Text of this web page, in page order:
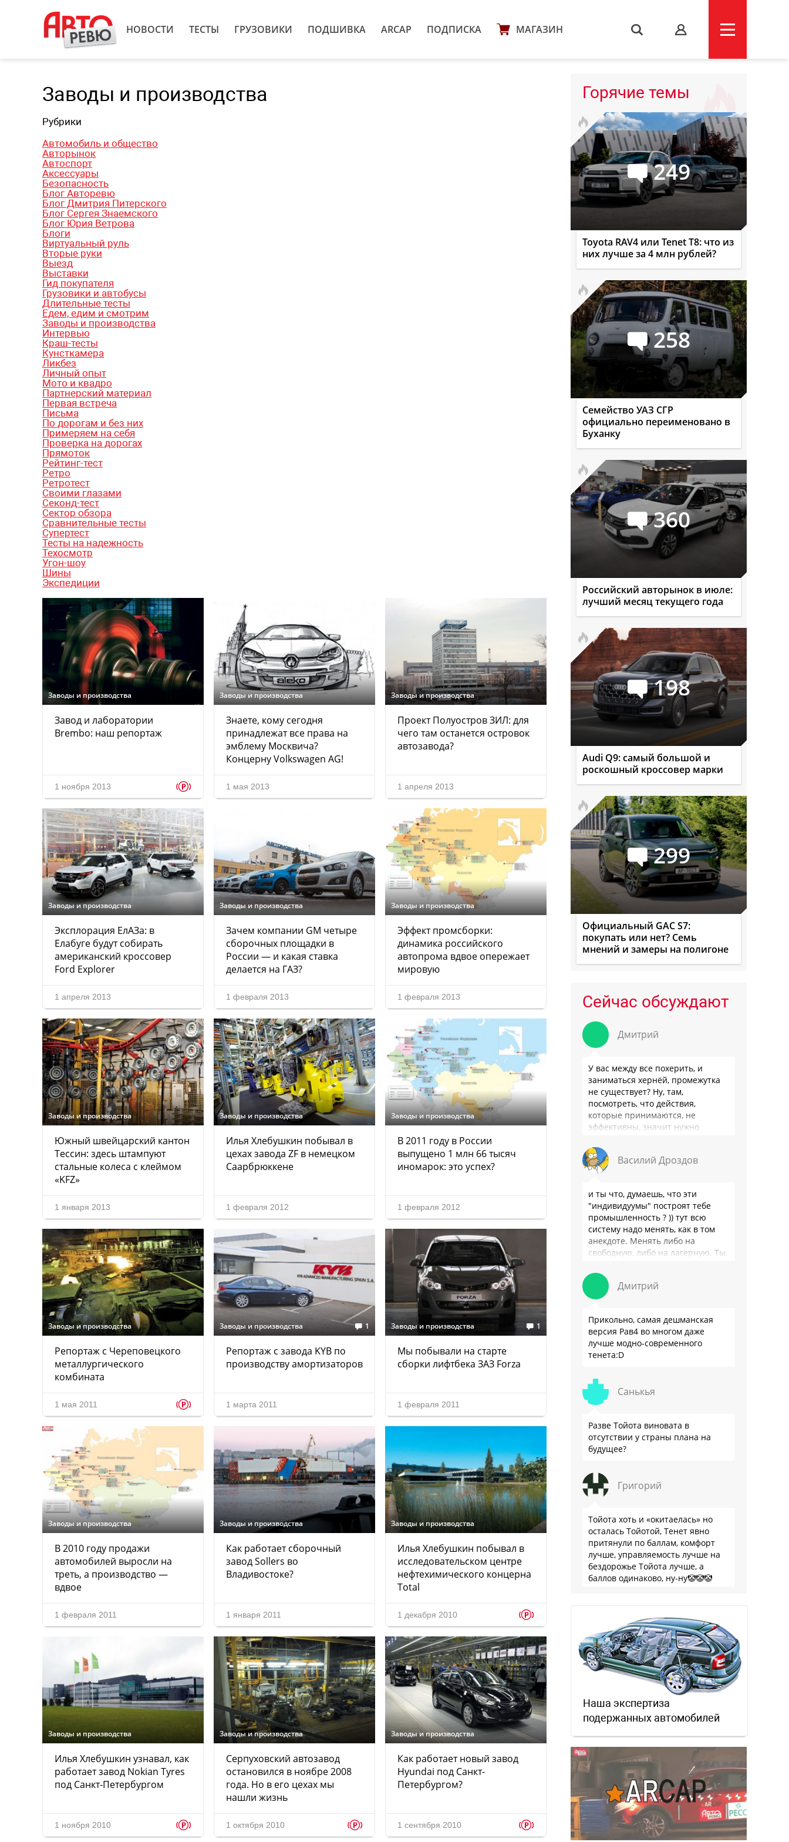
НОВОСТИ ТЕСТЫ ГРУЗОВИКИ ПОДШИВКА ARCAP ПОДПИСКА МАГАЗИН s
Заводы и производства
Рубрики
Автомобиль и общество
Авторынок
Автоспорт
Аксессуары
Безопасность
Блог Авторевю
Блог Дмитрия Питерского
Блог Сергея Знаемского
Блог Юрия Ветрова
Блоги
Виртуальный руль
Вторые руки
Выезд
Выставки
Гид покупателя
Грузовики и автобусы
Длительные тесты
Едем, едим и смотрим
Заводы и производства
Интервью
Краш-тесты
Кунсткамера
Ликбез
Личный опыт
Мото и квадро
Партнерский материал
Первая встреча
Письма
По дорогам и без них
Примеряем на себя
Проверка на дорогах
Прямоток
Рейтинг-тест
Ретро
Ретротест
Своими глазами
Секонд-тест
Сектор обзора
Сравнительные тесты
Супертест
Тесты на надежность
Техосмотр
Угон-шоу
Шины
Экспедиции
Заводы и производства
Завод и лаборатории
Brembo: наш репортаж
1 ноября 2013 p
Заводы и производства
Знаете, кому сегодня
принадлежат все права на
эмблему Москвича?
Концерну Volkswagen AG!
1 мая 2013
Заводы и производства
Проект Полуостров ЗИЛ: для
чего там останется островок
автозавода?
1 апреля 2013
Заводы и производства
Эксплорация ЕлАЗа: в
Елабуге будут собирать
американский кроссовер
Ford Explorer
1 апреля 2013
Заводы и производства
Зачем компании GM четыре
сборочных площадки в
России — и какая ставка
делается на ГАЗ?
1 февраля 2013
Заводы и производства
Эффект промсборки:
динамика российского
автопрома вдвое опережает
мировую
1 февраля 2013
Заводы и производства
Южный швейцарский кантон
Тессин: здесь штампуют
стальные колеса с клеймом
«KFZ»
1 января 2013
Заводы и производства
Илья Хлебушкин побывал в
цехах завода ZF в немецком
Саарбрюккене
1 февраля 2012
Заводы и производства
В 2011 году в России
выпущено 1 млн 66 тысяч
иномарок: это успех?
1 февраля 2012
Заводы и производства
Репортаж с Череповецкого
металлургического
комбината
1 мая 2011 p
Заводы и производства 1
Репортаж с завода KYB по
производству амортизаторов
1 марта 2011
Заводы и производства 1
Мы побывали на старте
сборки лифтбека ЗАЗ Forza
1 февраля 2011
Заводы и производства
В 2010 году продажи
автомобилей выросли на
треть, а производство —
вдвое
1 февраля 2011
Заводы и производства
Как работает сборочный
завод Sollers во
Владивостоке?
1 января 2011
Заводы и производства
Илья Хлебушкин побывал в
исследовательском центре
нефтехимического концерна
Total
1 декабря 2010 p
Заводы и производства
Илья Хлебушкин узнавал, как
работает завод Nokian Tyres
под Санкт-Петербургом
1 ноября 2010 p
Заводы и производства
Серпуховский автозавод
остановился в ноябре 2008
года. Но в его цехах мы
нашли жизнь
1 октября 2010 p
Заводы и производства
Как работает новый завод
Hyundai под Санкт-
Петербургом?
1 сентября 2010 p
Горячие темы
249
Toyota RAV4 или Tenet T8: что из
них лучше за 4 млн рублей?
258
Семейство УАЗ СГР
официально переименовано в
Буханку
360
Российский авторынок в июле:
лучший месяц текущего года
198
Audi Q9: самый большой и
роскошный кроссовер марки
299
Официальный GAC S7:
покупать или нет? Семь
мнений и замеры на полигоне
Сейчас обсуждают
Дмитрий
У вас между все похерить, и
заниматься хернёй, промежутка
не существует? Ну, там,
посмотреть, что действия,
которые принимаются, не
эффективны, значит нужно
Или только две крайности? Хватит
…
Василий Дроздов
и ты что, думаешь, что эти
"индивидуумы" построят тебе
промышленность ? )) тут всю
систему надо менять, как в том
анекдоте. Менять либо на
свободную, либо на лагерную. Ты,
Дмитрий
Прикольно, самая дешманская
версия Рав4 во многом даже
лучше модно-современного
тенета:D
Санькья
Разве Тойота виновата в
отсутствии у страны плана на
будущее?
Григорий
Тойота хоть и «окитаелась» но
осталась Тойотой, Тенет явно
притянули по баллам, комфорт
лучше, управляемость лучше на
бездорожье Тойота лучше, а
баллов одинаково, ну-ну🤡🤡🤡
Наша экспертиза
подержанных автомобилей